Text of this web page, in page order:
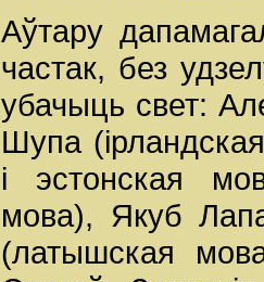
Аўтару
частак, без
убачыць свет:
Шупа
і эстонская
мова), Якуб
(латышская